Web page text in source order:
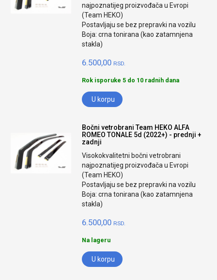
najpoznatijeg proizvođača u Evropi
(Team HEKO)
Postavljaju se bez prepravki na vozilu
Boja: crna tonirana (kao zatamnjena
stakla)
6.500,00 RSD.
Rok isporuke 5 do 10 radnih dana
U korpu
Bočni vetrobrani Team HEKO ALFA
ROMEO TONALE 5d (2022+) - prednji +
zadnji
Visokokvalitetni bočni vetrobrani
najpoznatijeg proizvođača u Evropi
(Team HEKO)
Postavljaju se bez prepravki na vozilu
Boja: crna tonirana (kao zatamnjena
stakla)
6.500,00 RSD.
Na lageru
U korpu